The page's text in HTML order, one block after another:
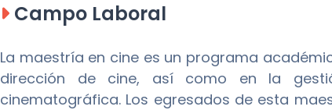
Campo Laboral
La maestría en cine es un programa
dirección de cine, así como en la
cinematográfica. Los egresados de esta